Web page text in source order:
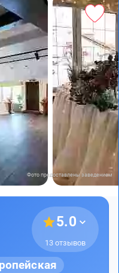
Фото предоставлены заведением
5.0
13 отзывов